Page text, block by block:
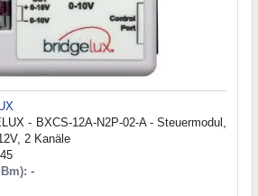
- BXCS-12A-N2P-02-A - Steuermodul,
2 Kanäle
-